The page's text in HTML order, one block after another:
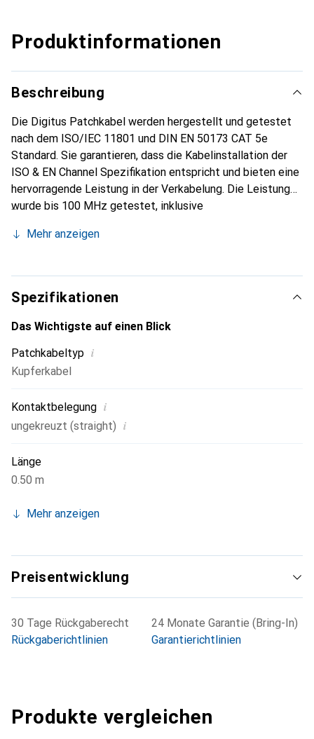
Produktinformationen
Beschreibung
Die Digitus Patchkabel werden hergestellt und getestet
nach dem ISO/IEC 11801 und DIN EN 50173 CAT 5e
Standard. Sie garantieren, dass die Kabelinstallation der
ISO & EN Channel Spezifikation entspricht und bieten eine
hervorragende Leistung in der Verkabelung. Die Leistung
wurde bis 100 MHz getestet, inklusive
Nahnebensprechen („NEXT“). Die Digitus Patchkabel
verschiedenen Anwendungsbereichen in vollem Umfang
gerecht zu werden. Jedes Kabel ist mit einer
angespritzten Knickschutztülle mit Zugentlastung
ausgestattet. Ausserdem besitzt die Tülle einen
das Abbrechen des Rasthebels vom Stecker verhindert.
Eine einfache Identifizierung der Kategorie 5e wird durch
Mehr anzeigen
Spezifikationen
Das Wichtigste auf einen Blick
Patchkabeltyp i
Kupferkabel
Kontaktbelegung i
ungekreuzt (straight) i
Länge
0.50 m
Mehr anzeigen
Preisentwicklung
30 Tage Rückgaberecht
Rückgaberichtlinien
24 Monate Garantie (Bring-In)
Garantierichtlinien
Produkte vergleichen